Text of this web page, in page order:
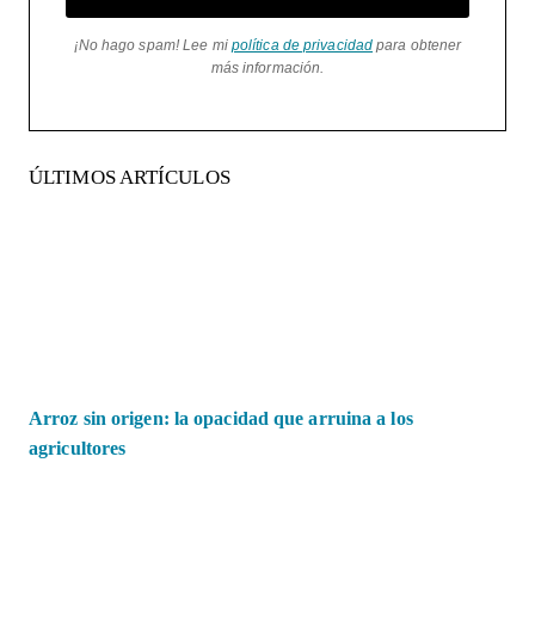
¡No hago spam! Lee mi política de privacidad para obtener
más información.
ÚLTIMOS ARTÍCULOS
Arroz sin origen: la opacidad que arruina a los
agricultores